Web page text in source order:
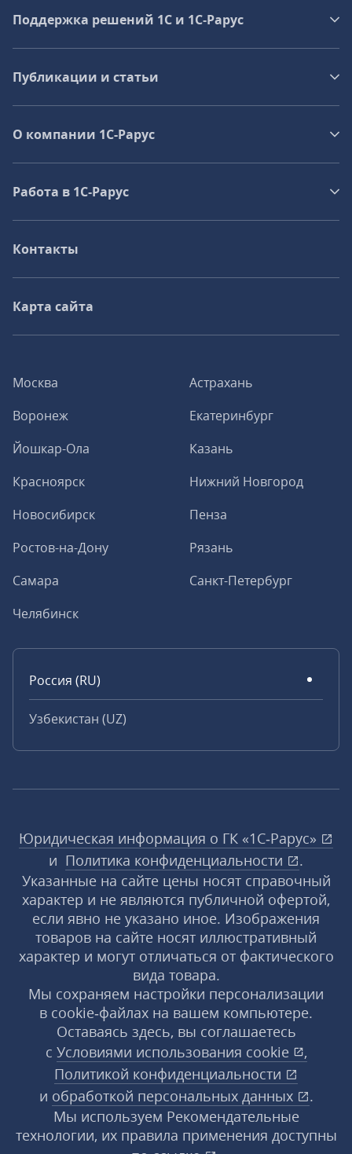
Москва
Астрахань
Воронеж
Екатеринбург
Йошкар-Ола
Казань
Красноярск
Нижний Новгород
Новосибирск
Пенза
Ростов-на-Дону
Рязань
Самара
Санкт-Петербург
Челябинск
Россия (RU)
Узбекистан (UZ)
Поддержка решений 1С и 1С‑Рарус
Публикации и статьи
О компании 1C-Рарус
Работа в 1С‑Рарус
Контакты
Карта сайта
Юридическая информация о ГК «1С‑Рарус»
и Политика конфиденциальности
.
Указанные на сайте цены носят справочный
характер и не являются публичной офертой,
если явно не указано иное. Изображения
товаров на сайте носят иллюстративный
характер и могут отличаться от фактического
вида товара.
Мы сохраняем настройки персонализации
в cookie‑файлах на вашем компьютере.
Оставаясь здесь, вы соглашаетесь
с Условиями использования cookie
,
Политикой конфиденциальности
и обработкой персональных данных
.
Мы используем Рекомендательные
технологии, их правила применения доступны